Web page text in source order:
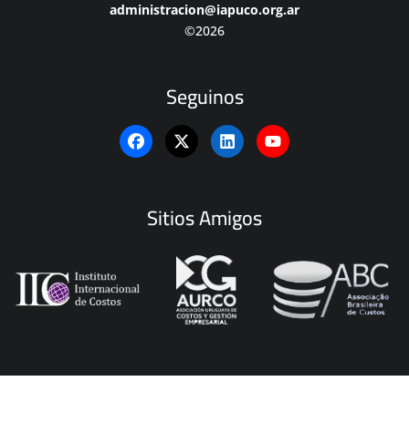
administracion@iapuco.org.ar
©2026
Seguinos
Sitios Amigos